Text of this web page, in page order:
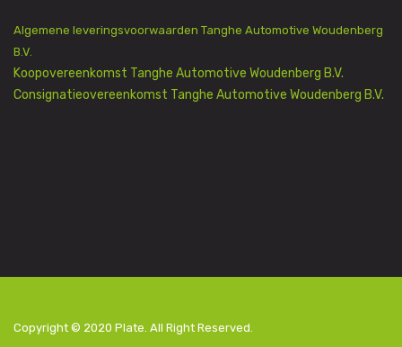
Algemene leveringsvoorwaarden Tanghe Automotive Woudenberg
B.V.
Koopovereenkomst Tanghe Automotive Woudenberg B.V.
Consignatieovereenkomst Tanghe Automotive Woudenberg B.V.
Copyright © 2020 Plate. All Right Reserved.